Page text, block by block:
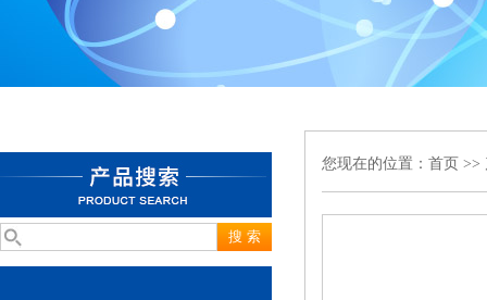
您现在的位置： 首页 >>